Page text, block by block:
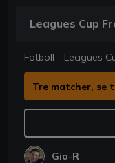
Leagues Cup
Fotboll - Leagues
Tre matcher, se
Gio-R